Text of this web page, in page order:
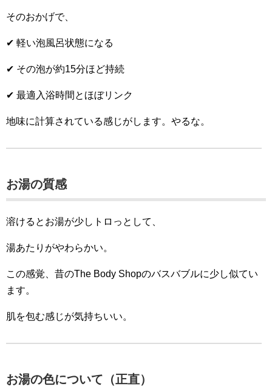
そのおかげで、
✔ 軽い泡風呂状態になる
✔ その泡が約15分ほど持続
✔ 最適入浴時間とほぼリンク
地味に計算されている感じがします。やるな。
お湯の質感
溶けるとお湯が少しトロっとして、
湯あたりがやわらかい。
この感覚、昔のThe Body Shopのバスバブルに少し似てい
ます。
肌を包む感じが気持ちいい。
お湯の色について（正直）